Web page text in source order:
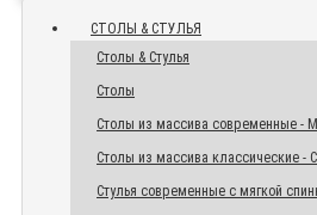
СТОЛЫ & СТУЛЬЯ
Столы & Стулья
Столы
Столы из массива современные -
Столы из массива классические -
Стулья современные с мягкой